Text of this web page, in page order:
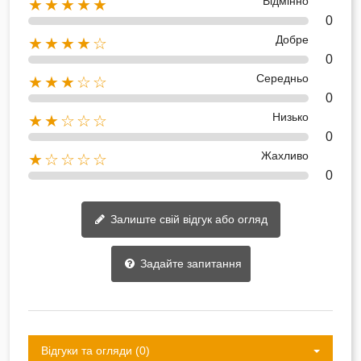
★★★★★
0
★★★★☆ Добре
0
★★★☆☆ Середньо
0
★★☆☆☆ Низько
0
★☆☆☆☆ Жахливо
0
Залиште свій відгук або огляд
Задайте запитання
Відгуки та огляди (0)